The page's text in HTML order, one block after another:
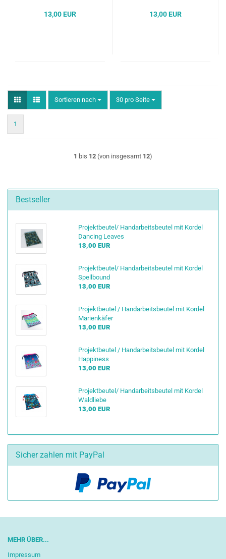
13,00 EUR 13,00 EUR
Sortieren nach
Sortieren nach 30 pro Seite
pro Seite
1
1 bis 12 (von insgesamt 12)
Bestseller
Projektbeutel/ Handarbeitsbeutel mit Kordel
Dancing Leaves
13,00 EUR
Projektbeutel/ Handarbeitsbeutel mit Kordel
Spellbound
13,00 EUR
Projektbeutel / Handarbeitsbeutel mit Kordel
Marienkäfer
13,00 EUR
Projektbeutel / Handarbeitsbeutel mit Kordel
Happiness
13,00 EUR
Projektbeutel/ Handarbeitsbeutel mit Kordel
Waldliebe
13,00 EUR
Sicher zahlen mit PayPal
MEHR ÜBER...
Impressum